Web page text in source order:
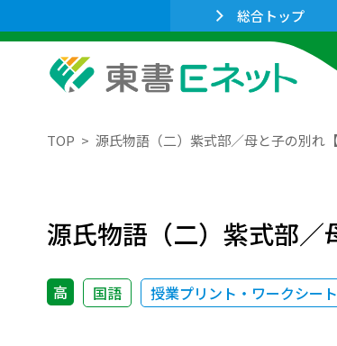
総合トップ
TOP 源氏物語（二）紫式部／母と子の別れ
源氏物語（二）紫式部／
高 国語 授業プリント・ワークシート